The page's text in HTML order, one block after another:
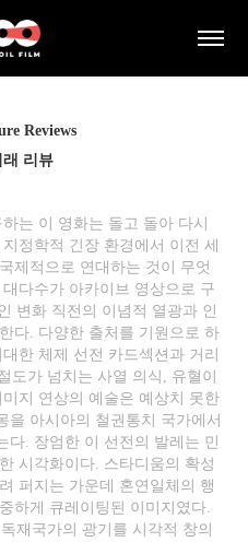
Reviews
래 리뷰
는 이 영화는 돌고 돌아 다시
정학적 긴장 환경에서 이전 세
제적으로 연대하는 것이 무엇
다수가 아카이브 영상으로 구
변화 직전의 이념적 열광과 인
다. 다양한 출처를 기원으로 하
한 체제 선전 카드섹션과 거리
도가 넘치는 사열 의식, 유혈이
지 연상의 예술은 예상치 못한
을 아시아의 철권통치 국가에서
다. 장엄한 이 선전의 발레는 민
시각화이다. 스타디움의 확성
퍼지는 가운데 혼연일체의 행
하게 큐레이팅된 이미지였다.
재국가의 광기를 시각적 창의